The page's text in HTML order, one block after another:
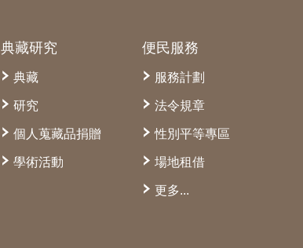
典藏研究
典藏
研究
個人蒐藏品捐贈
學術活動
便民服務
服務計劃
法令規章
性別平等專區
場地租借
更多...